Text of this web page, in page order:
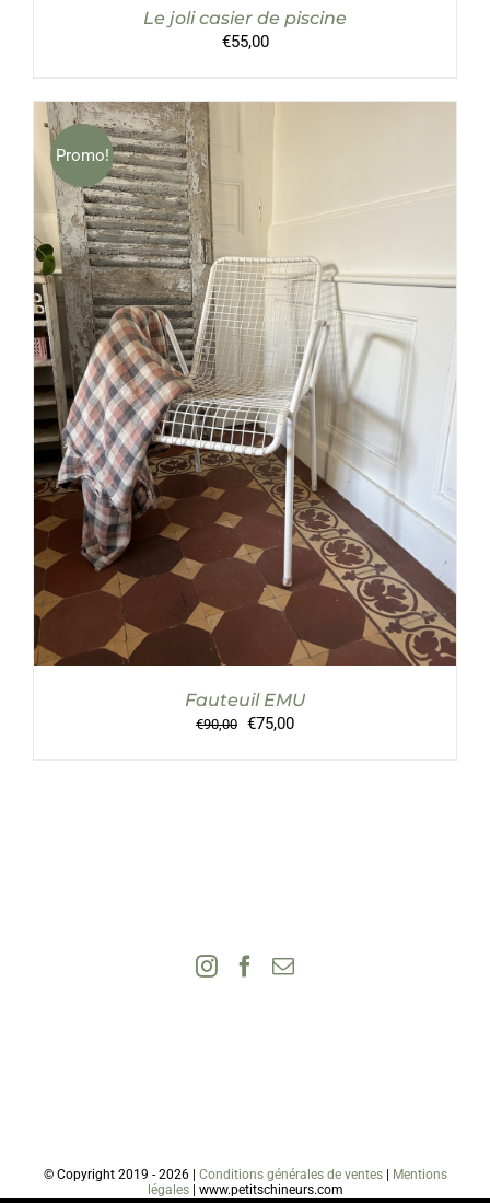
Le joli casier de piscine
€55,00
Promo!
AJOUTER AU PANIER / DÉTAILS
Fauteuil EMU
€90,00 Le
€75,00Le
© Copyright 2019 - 2026 | Conditions générales de ventes|
Mentions
légales| www.petitschineurs.com